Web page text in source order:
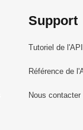
Support
Tutoriel de l'API
Référence de
Nous contacter